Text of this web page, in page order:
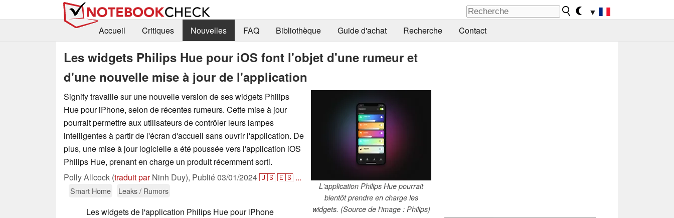
▼
Accueil
Critiques Nouvelles FAQ Bibliothèque Guide d'achat Recherche Contact
Les widgets Philips Hue pour iOS font l'objet d'une rumeur et
d'une nouvelle mise à jour de l'application
L'application Philips Hue pourrait
bientôt prendre en charge les
widgets. (Source de l'image : Philips)
Signify travaille sur une nouvelle version de ses widgets Philips
Hue pour iPhone, selon de récentes rumeurs. Cette mise à jour
pourrait permettre aux utilisateurs de contrôler leurs lampes
intelligentes à partir de l'écran d'accueil sans ouvrir l'application. De
plus, une mise à jour logicielle a été poussée vers l'application iOS
Philips Hue, prenant en charge un produit récemment sorti.
Polly Allcock (traduit parNinh Duy), Publié03/01/2024🇺🇸🇪🇸 ...
Smart Home Leaks / Rumors
Les widgets de l'application Philips Hue pour iPhone